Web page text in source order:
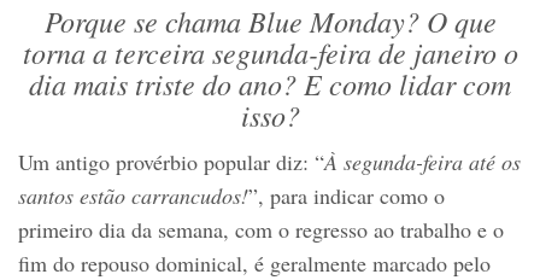
Porque se chama Blue Monday? O que
torna a terceira segunda-feira de janeiro o
dia mais triste do ano? E como lidar com
isso?
Um antigo provérbio popular diz: “À segunda-feira até os
santos estão carrancudos!”, para indicar como o
primeiro dia da semana, com o regresso ao trabalho e o
fim do repouso dominical, é geralmente marcado pelo